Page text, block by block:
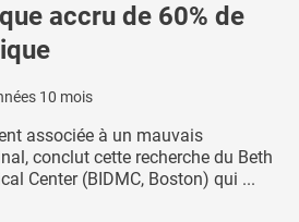
accru de 60% de
10 mois
associée à un mauvais
conclut cette recherche du Beth
Center (BIDMC, Boston) qui ...